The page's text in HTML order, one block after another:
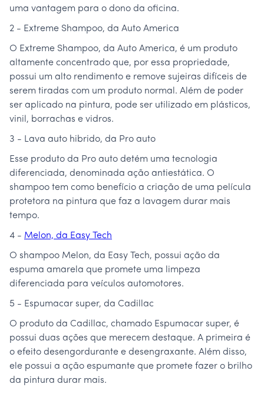
uma vantagem para o dono da oficina.
2 - Extreme Shampoo, da Auto America
O Extreme Shampoo, da Auto America, é um produto
altamente concentrado que, por essa propriedade,
possui um alto rendimento e remove sujeiras difíceis de
serem tiradas com um produto normal. Além de poder
ser aplicado na pintura, pode ser utilizado em plásticos,
vinil, borrachas e vidros.
3 - Lava auto hibrido, da Pro auto
Esse produto da Pro auto detém uma tecnologia
diferenciada, denominada ação antiestática. O
shampoo tem como benefício a criação de uma película
protetora na pintura que faz a lavagem durar mais
tempo.
4 - Melon, da Easy Tech
O shampoo Melon, da Easy Tech, possui ação da
espuma amarela que promete uma limpeza
diferenciada para veículos automotores.
5 - Espumacar super, da Cadillac
O produto da Cadillac, chamado Espumacar super, é
possui duas ações que merecem destaque. A primeira é
o efeito desengordurante e desengraxante. Além disso,
ele possui a ação espumante que promete fazer o brilho
da pintura durar mais.